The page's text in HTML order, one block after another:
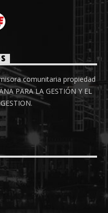
comunitaria propiedad
PARA LA GESTIÓN Y EL